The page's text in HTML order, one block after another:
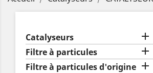
Catalyseurs 
Filtre à particules 
Filtre à particules d'origine 